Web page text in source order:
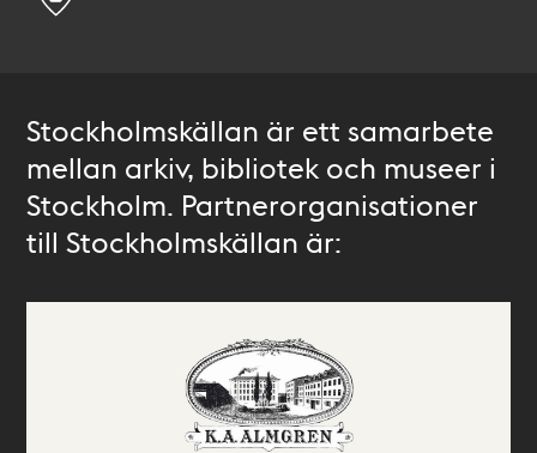
Stockholmskällan är ett samarbete
mellan arkiv, bibliotek och museer i
Stockholm. Partnerorganisationer
till Stockholmskällan är: